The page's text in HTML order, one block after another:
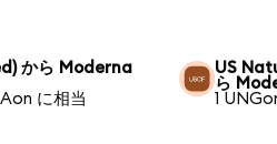
から Moderna
に相当
US
ら
1